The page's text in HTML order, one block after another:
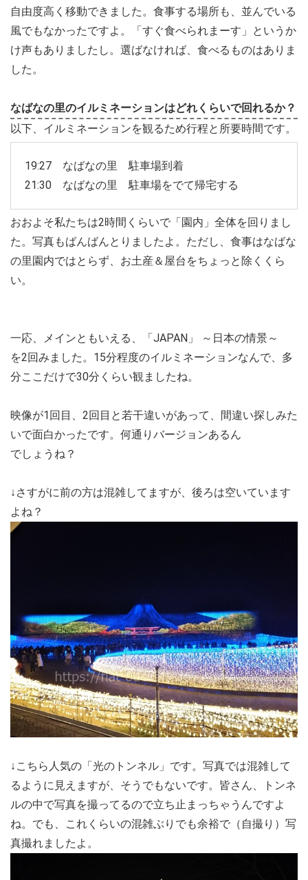
自由度高く移動できました。食事する場所も、並んでいる
風でもなかったですよ。「すぐ食べられまーす」というか
け声もありましたし。選ばなければ、食べるものはありま
した。
なばなの里のイルミネーションはどれくらいで回れるか？
以下、イルミネーションを観るため行程と所要時間です。
19:27 なばなの里 駐車場到着
21:30 なばなの里 駐車場をでて帰宅する
おおよそ私たちは2時間くらいで「園内」全体を回りまし
た。写真もばんばんとりましたよ。ただし、食事はなばな
の里園内ではとらず、お土産＆屋台をちょっと除くくら
い。
一応、メインともいえる、「JAPAN」 ～日本の情景～
を2回みました。15分程度のイルミネーションなんで、多
分ここだけで30分くらい観ましたね。
映像が1回目、2回目と若干違いがあって、間違い探しみた
いで面白かったです。何通りバージョンあるん
でしょうね？
↓さすがに前の方は混雑してますが、後ろは空いています
よね？
↓こちら人気の「光のトンネル」です。写真では混雑して
るように見えますが、そうでもないです。皆さん、トンネ
ルの中で写真を撮ってるので立ち止まっちゃうんですよ
ね。でも、これくらいの混雑ぶりでも余裕で（自撮り）写
真撮れましたよ。